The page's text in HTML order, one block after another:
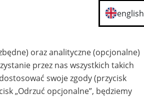
Aktywni 50+
50+, płatnicy, ubezpieczeni
english
oraz analityczne (opcjonalne)
przez nas wszystkich takich
swoje zgody (przycisk
„Odrzuć opcjonalne”, będziemy